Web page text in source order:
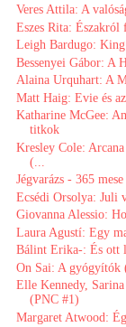
Veres Attila: A
Eszes Rita: Északról
Leigh Bardugo: King
Bessenyei Gábor: A
Alaina Urquhart: A
Matt Haig: Evie ​és
Katharine McGee:
titkok
Kresley Cole:
(...
Jégvarázs - 365 mese
Ecsédi Orsolya: Juli
Giovanna Alessio:
Laura Agustí: Egy
Bálint Erika-: És ​ott
On Sai: A gyógyítók
Elle Kennedy,
(PNC #1)
Margaret Atwood: